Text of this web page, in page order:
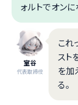
ォルトでオンに
室谷
代表取締役
これ
スト
を加
る。